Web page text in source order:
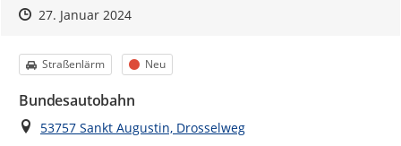
Zeitpunkt des Erstellens
Zeitpunkt des Erstellens
27. Januar 2024Zur Äußerung
Kategorie
Straßenlärm Status
Neu
Bundesautobahn
Ort
53757 Sankt Augustin, Drosselweg